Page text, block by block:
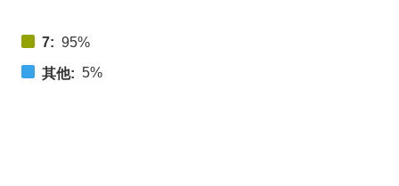
7: 95%
其他: 5%